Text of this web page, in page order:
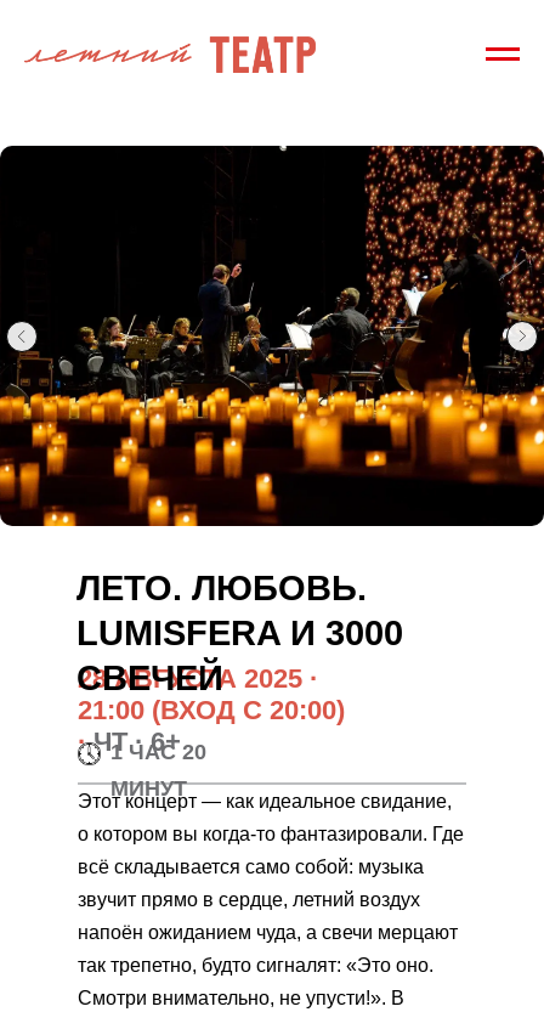
28 АВГУСТА 2025 ·
21:00 (ВХОД С 20:00)
·ЧТ · 6+
ЛЕТО. ЛЮБОВЬ.
LUMISFERA И 3000
СВЕЧЕЙ
Этот концерт — как идеальное свидание,
о котором вы когда-то фантазировали. Где
всё складывается само собой: музыка
звучит прямо в сердце, летний воздух
напоён ожиданием чуда, а свечи мерцают
так трепетно, будто сигналят: «Это оно.
Смотри внимательно, не упусти!». В
1 ЧАС 20
МИНУТ